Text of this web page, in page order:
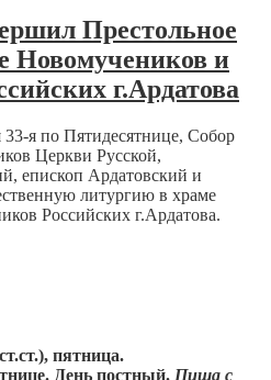
Престольное
Новомучеников и
г.Ардатова
33-я по Пятидесятнице, Собор
Церкви Русской,
епископ Ардатовский и
литургию в храме
Российских г.Ардатова.
пятница.
День постный. Пища с